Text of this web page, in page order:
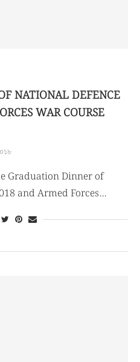
NATIONAL DEFENCE
WAR COURSE
Graduation Dinner of
and Armed Forces…